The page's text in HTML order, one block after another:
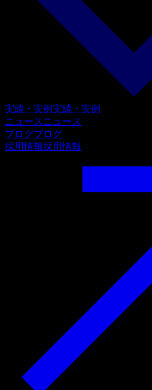
実績・実例実績・実例
ニュースニュース
ブログブログ
採用情報採用情報